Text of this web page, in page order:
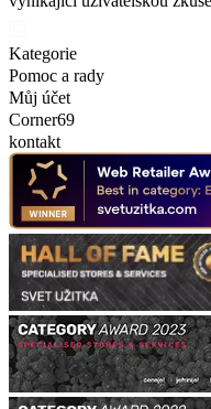
Kategorie
Pomoc a rady
Můj účet
Corner69
kontakt